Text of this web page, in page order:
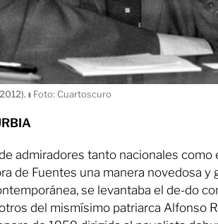
ı Foto: Cuartoscuro
admiradores tanto nacionales como
de Fuentes una manera novedosa y
se levantaba el de-do
del mismísimo patriarca Alfonso